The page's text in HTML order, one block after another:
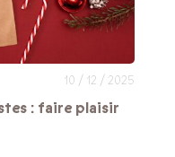
10 / 12 / 2025
: faire plaisir